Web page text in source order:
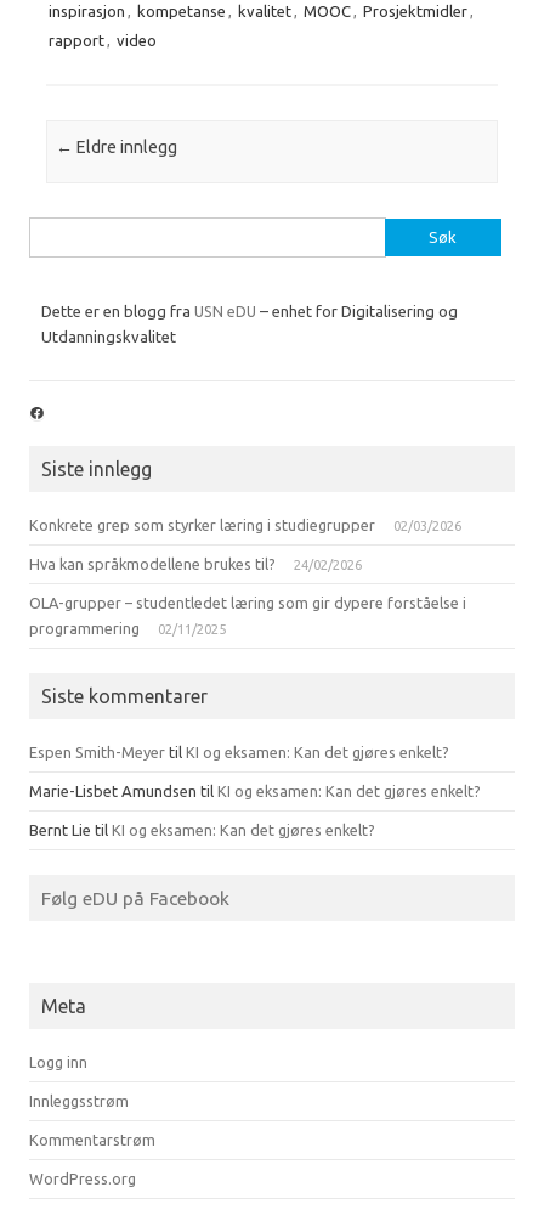
inspirasjon , kompetanse , kvalitet, MOOC, Prosjektmidler,
rapport, video
Innleggsnavigasjon
← Eldre innlegg
etter:
Dette er en blogg fra USN eDU – enhet for Digitalisering og
Utdanningskvalitet
Facebook
Siste innlegg
Konkrete grep som styrker læring i studiegrupper 02/03/2026
Hva kan språkmodellene brukes til? 24/02/2026
OLA-grupper – studentledet læring som gir dypere forståelse i
programmering
02/11/2025
Siste kommentarer
Espen Smith-Meyer til KI og eksamen: Kan det gjøres enkelt?
Marie-Lisbet Amundsen til KI og eksamen: Kan det gjøres enkelt?
Bernt Lie til KI og eksamen: Kan det gjøres enkelt?
Følg eDU på Facebook
Meta
Logg inn
Innleggsstrøm
Kommentarstrøm
WordPress.org